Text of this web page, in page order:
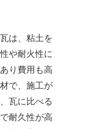
は、粘土を
や耐火性に
り費用も高
で、施工が
瓦に比べる
耐久性が高